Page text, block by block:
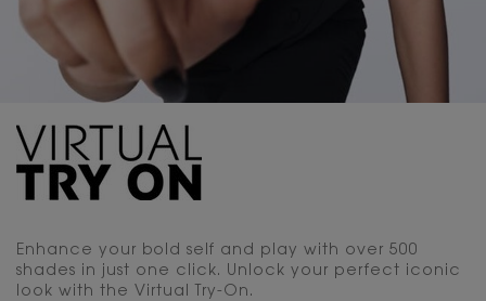
Enhance your bold self and play with over 500
shades in just one click. Unlock your perfect iconic
look with the Virtual Try-On.